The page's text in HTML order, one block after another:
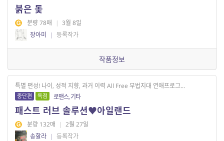
붉은 돛
분량 78매 | 3월 8일
장아미
| 등록작가
작품정보
특별 편성! 나이, 성적 지향, 과거 이력 All Free 무법지대 연애프로그...
중단편 독점 로맨스, 기타
패스트 러브 솔루션♥아일랜드
분량 132매 | 2월 27일
송할라 | 등록작가